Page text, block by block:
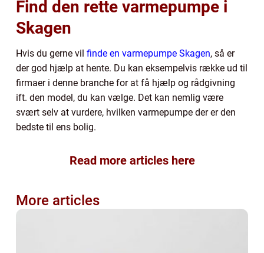
Find den rette varmepumpe i
Skagen
Hvis du gerne vil finde en varmepumpe Skagen, så er
der god hjælp at hente. Du kan eksempelvis række ud til
firmaer i denne branche for at få hjælp og rådgivning
ift. den model, du kan vælge. Det kan nemlig være
svært selv at vurdere, hvilken varmepumpe der er den
bedste til ens bolig.
Read more articles here
More articles